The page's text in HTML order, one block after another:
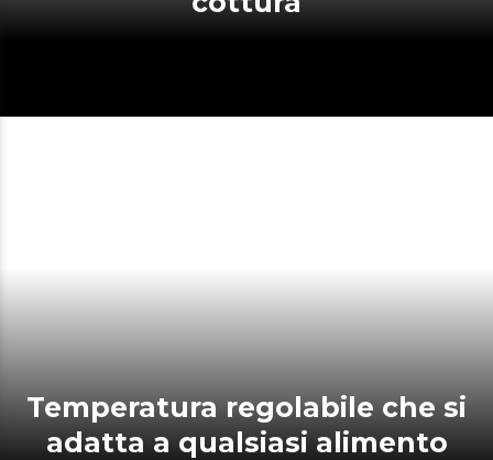
Temperatura regolabile che si
adatta a qualsiasi alimento